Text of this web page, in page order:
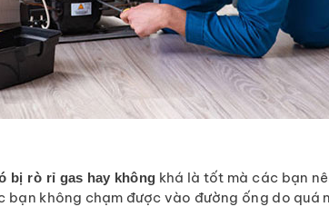
bị rò rỉ gas hay khôngkhá là tốt mà các bạn
bạn không chạm được vào đường ống do